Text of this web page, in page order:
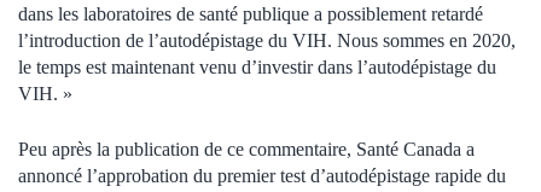
dans les laboratoires de santé publique a possiblement retardé
l’introduction de l’autodépistage du VIH. Nous sommes en 2020,
le temps est maintenant venu d’investir dans l’autodépistage du
VIH. »
Peu après la publication de ce commentaire, Santé Canada a
annoncé l’approbation du premier test d’autodépistage rapide du